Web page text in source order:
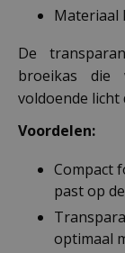
Materiaal
De
broeikas die
voldoende
Voordelen:
Compact
past op
optimaal